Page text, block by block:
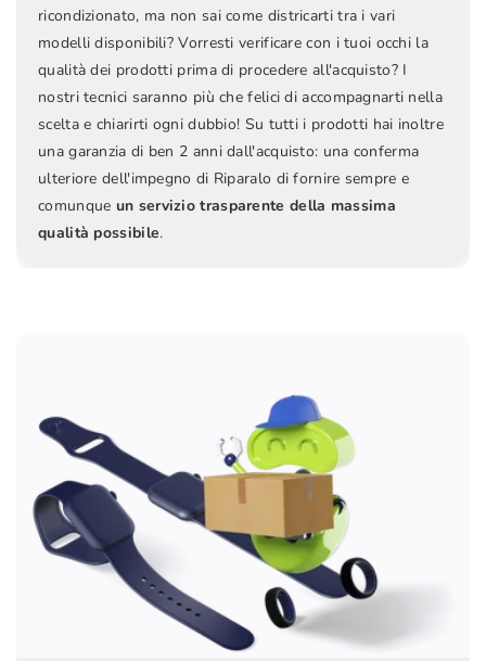
ricondizionato, ma non sai come districarti tra i vari
modelli disponibili? Vorresti verificare con i tuoi occhi la
qualità dei prodotti prima di procedere all'acquisto? I
nostri tecnici saranno più che felici di accompagnarti nella
scelta e chiarirti ogni dubbio! Su tutti i prodotti hai inoltre
una garanzia di ben 2 anni dall'acquisto: una conferma
ulteriore dell'impegno di Riparalo di fornire sempre e
comunque un servizio trasparente della massima
qualità possibile.